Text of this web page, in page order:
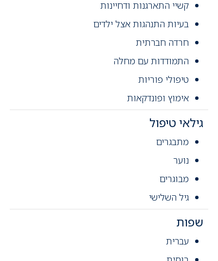
קשיי התארגנות ודחיינות
בעיות התנהגות אצל ילדים
חרדה חברתית
התמודדות עם מחלה
טיפולי פוריות
אימוץ ופונדקאות
גילאי טיפול
מתבגרים
נוער
מבוגרים
גיל השלישי
שפות
עברית